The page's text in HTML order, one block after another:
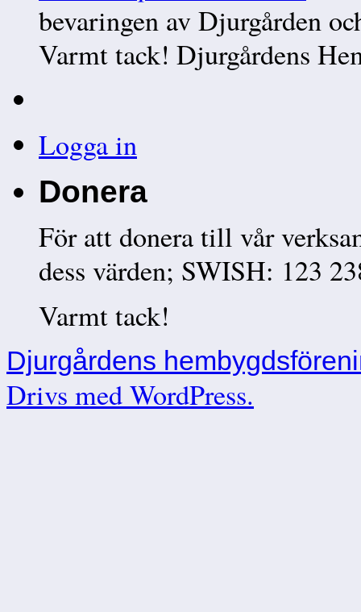
bevaringen av Djurgården
Varmt tack! Djurgårdens
Logga in
Donera
För att donera till vår
dess värden; SWISH: 123
Varmt tack!
Djurgårdens
Drivs med WordPress.